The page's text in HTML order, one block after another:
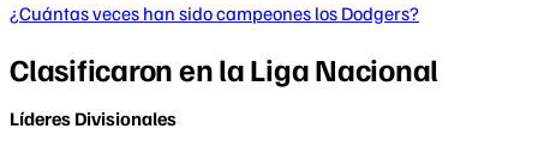
¿Cuántas veces han sido campeones los Dodgers?
Clasificaron en la Liga Nacional
Líderes Divisionales